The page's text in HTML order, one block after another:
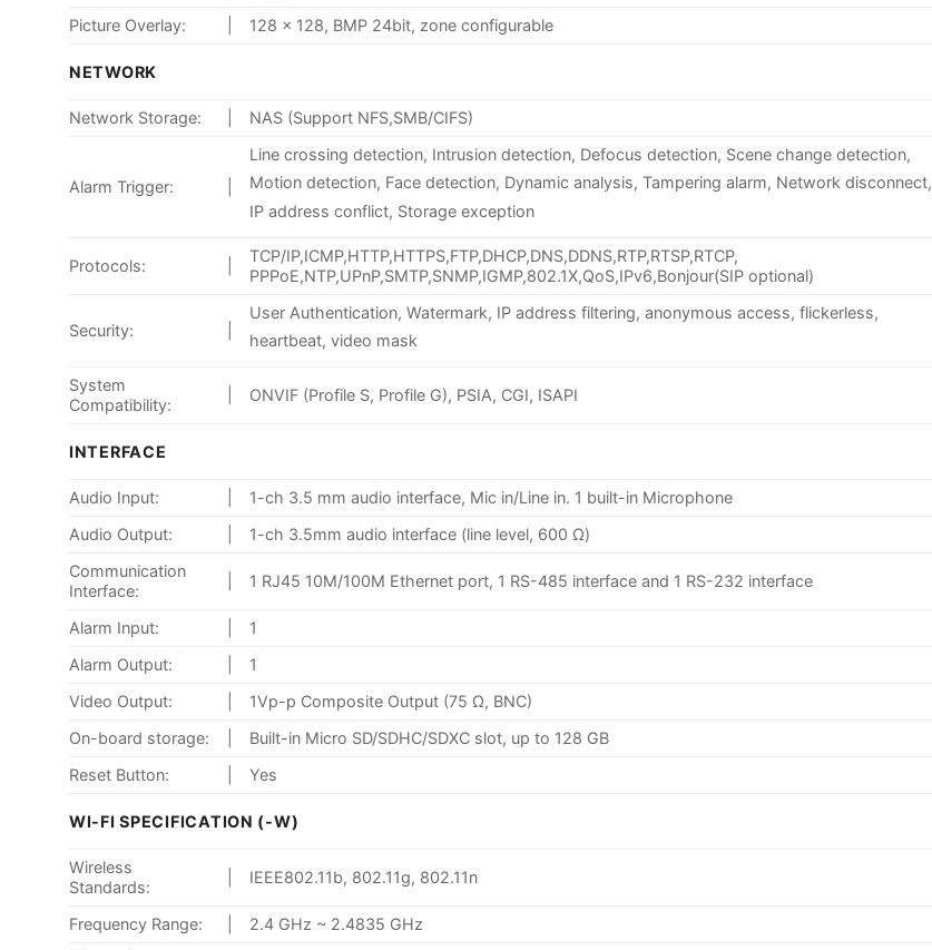
Picture Overlay:
128 × 128, BMP 24bit, zone configurable
NETWORK
Network Storage: NAS (Support NFS,SMB/CIFS)
Alarm Trigger:
Line crossing detection, Intrusion detection, Defocus detection, Scene change detection,
Motion detection, Face detection, Dynamic analysis, Tampering alarm, Network disconnect,
IP address conflict, Storage exception
Protocols:
TCP/IP,ICMP,HTTP,HTTPS,FTP,DHCP,DNS,DDNS,RTP,RTSP,RTCP,
PPPoE,NTP,UPnP,SMTP,SNMP,IGMP,802.1X,QoS,IPv6,Bonjour(SIP optional)
Security:
User Authentication, Watermark, IP address filtering, anonymous access, flickerless,
heartbeat, video mask
System
Compatibility:
ONVIF (Profile S, Profile G), PSIA, CGI, ISAPI
INTERFACE
Audio Input:
1-ch 3.5 mm audio interface, Mic in/Line in. 1 built-in Microphone
Audio Output:
1-ch 3.5mm audio interface (line level, 600 Ω)
Communication
Interface:
1 RJ45 10M/100M Ethernet port, 1 RS-485 interface and 1 RS-232 interface
Alarm Input:
1
Alarm Output:
1
Video Output:
1Vp-p Composite Output (75 Ω, BNC)
On-board storage:
Built-in Micro SD/SDHC/SDXC slot, up to 128 GB
Reset Button:
Yes
WI-FI SPECIFICATION (-W)
Wireless
Standards:
IEEE802.11b, 802.11g, 802.11n
Frequency Range:
2.4 GHz ~ 2.4835 GHz